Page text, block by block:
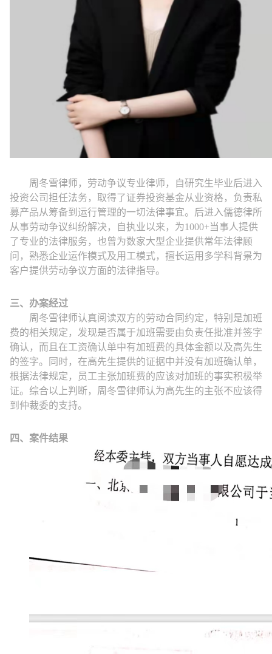
周冬雪律师，劳动争议专业律师，自研究生毕业后进入
投资公司担任法务，取得了证券投资基金从业资格，负责私
募产品从筹备到运行管理的一切法律事宜。后进入儒德律所
从事劳动争议纠纷解决，自执业以来，为1000+当事人提供
了专业的法律服务，也曾为数家大型企业提供常年法律顾
问，熟悉企业运作模式及用工模式，擅长运用多学科背景为
客户提供劳动争议方面的法律指导。
三、办案经过
周冬雪律师认真阅读双方的劳动合同约定，特别是加班
费的相关规定，发现是否属于加班需要由负责任批准并签字
确认，而且在工资确认单中有加班费的具体金额以及高先生
的签字。同时，在高先生提供的证据中并没有加班确认单，
根据法律规定，员工主张加班费的应该对加班的事实积极举
证。综合以上判断，周冬雪律师认为高先生的主张不应该得
到仲裁委的支持。
四、案件结果